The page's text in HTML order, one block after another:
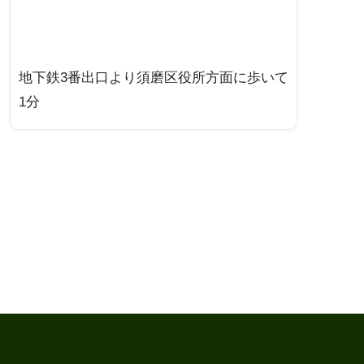
地下鉄3番出口より須磨区役所方面に歩いて
1分